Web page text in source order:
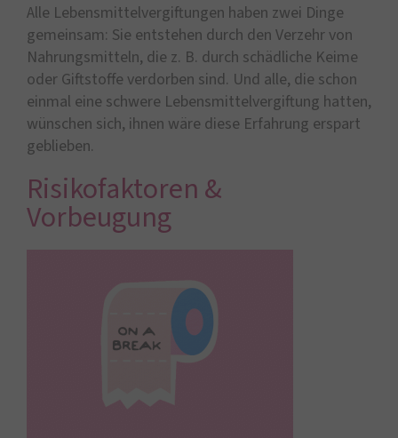
Alle Lebensmittelvergiftungen haben zwei Dinge
gemeinsam: Sie entstehen durch den Verzehr von
Nahrungsmitteln, die z. B. durch schädliche Keime
oder Giftstoffe verdorben sind. Und alle, die schon
einmal eine schwere Lebensmittelvergiftung hatten,
wünschen sich, ihnen wäre diese Erfahrung erspart
geblieben.
Risikofaktoren &
Vorbeugung